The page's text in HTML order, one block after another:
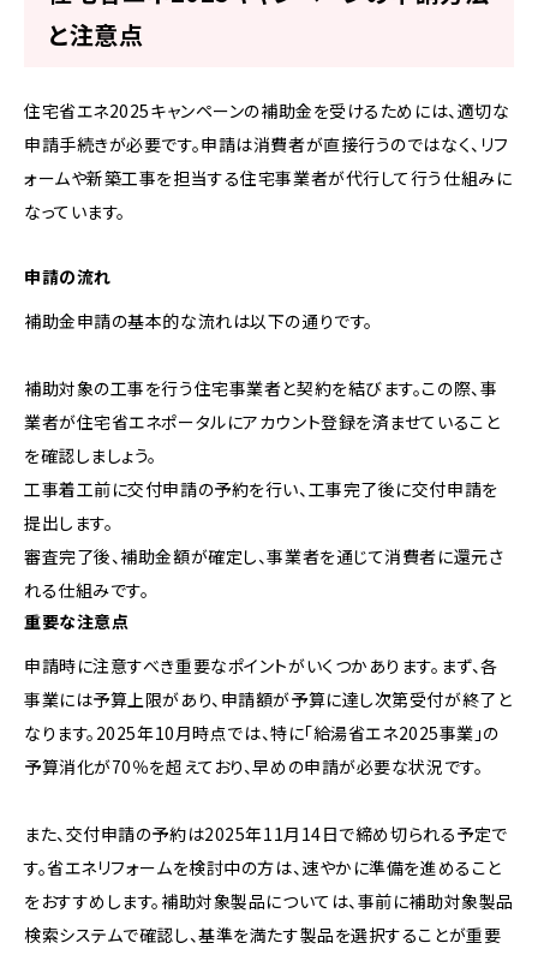
と注意点
住宅省エネ2025キャンペーンの補助金を受けるためには、適切な
申請手続きが必要です。申請は消費者が直接行うのではなく、リフ
ォームや新築工事を担当する住宅事業者が代行して行う仕組みに
なっています。
申請の流れ
補助金申請の基本的な流れは以下の通りです。
補助対象の工事を行う住宅事業者と契約を結びます。この際、事
業者が住宅省エネポータルにアカウント登録を済ませていること
を確認しましょう。
工事着工前に交付申請の予約を行い、工事完了後に交付申請を
提出します。
審査完了後、補助金額が確定し、事業者を通じて消費者に還元さ
れる仕組みです。
重要な注意点
申請時に注意すべき重要なポイントがいくつかあります。まず、各
事業には予算上限があり、申請額が予算に達し次第受付が終了と
なります。2025年10月時点では、特に「給湯省エネ2025事業」の
予算消化が70％を超えており、早めの申請が必要な状況です。
また、交付申請の予約は2025年11月14日で締め切られる予定で
す。省エネリフォームを検討中の方は、速やかに準備を進めること
をおすすめします。補助対象製品については、事前に補助対象製品
検索システムで確認し、基準を満たす製品を選択することが重要